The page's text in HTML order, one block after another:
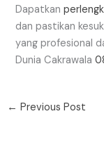
Dapatkan
dan pastikan
yang profesional
Dunia Cakrawala
← Previous Post